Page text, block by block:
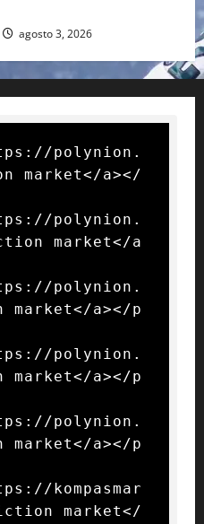
agosto 3, 2026
polynion.
market</a></
polynion.
market</a
polynion.
a></p
polynion.
a></p
polynion.
a></p
kompasmar
market</